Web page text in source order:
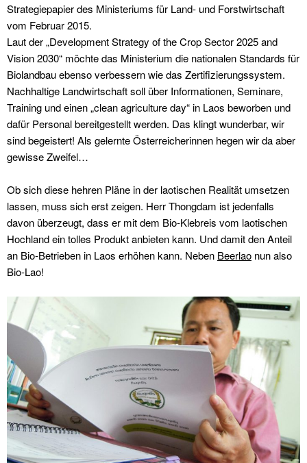
Strategiepapier des Ministeriums für Land- und Forstwirtschaft
vom Februar 2015.
Laut der „Development Strategy of the Crop Sector 2025 and
Vision 2030“ möchte das Ministerium die nationalen Standards für
Biolandbau ebenso verbessern wie das Zertifizierungssystem.
Nachhaltige Landwirtschaft soll über Informationen, Seminare,
Training und einen „clean agriculture day“ in Laos beworben und
dafür Personal bereitgestellt werden. Das klingt wunderbar, wir
sind begeistert! Als gelernte Österreicherinnen hegen wir da aber
gewisse Zweifel…
Ob sich diese hehren Pläne in der laotischen Realität umsetzen
lassen, muss sich erst zeigen. Herr Thongdam ist jedenfalls
davon überzeugt, dass er mit dem Bio-Klebreis vom laotischen
Hochland ein tolles Produkt anbieten kann. Und damit den Anteil
an Bio-Betrieben in Laos erhöhen kann. Neben Beerlao nun also
Bio-Lao!